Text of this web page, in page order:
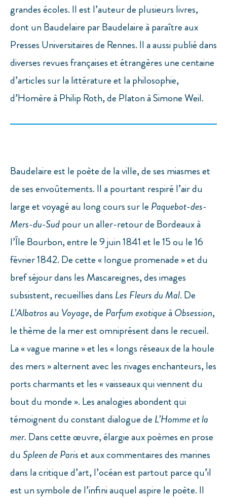
grandes écoles. Il est l’auteur de plusieurs livres,
dont un Baudelaire par Baudelaire à paraître aux
Presses Universitaires de Rennes. Il a aussi publié dans
diverses revues françaises et étrangères une centaine
d’articles sur la littérature et la philosophie,
d’Homère à Philip Roth, de Platon à Simone Weil.
Baudelaire est le poète de la ville, de ses miasmes et
de ses envoûtements. Il a pourtant respiré l’air du
large et voyagé au long cours sur le Paquebot-des-
Mers-du-Sudpour un aller-retour de Bordeaux à
l’Île Bourbon, entre le 9 juin 1841 et le 15 ou le 16
février 1842. De cette « longue promenade » et du
bref séjour dans les Mascareignes, des images
subsistent, recueillies dans Les Fleurs du Mal. De
L’Albatrosau Voyage, de Parfum exotiqueàObsession,
le thème de la mer est omniprésent dans le recueil.
La « vague marine » et les « longs réseaux de la houle
des mers » alternent avec les rivages enchanteurs, les
ports charmants et les « vaisseaux qui viennent du
bout du monde ». Les analogies abondent qui
témoignent du constant dialogue de L’Homme et la
mer. Dans cette œuvre, élargie aux poèmes en prose
duSpleen de Pariset aux commentaires des marines
dans la critique d’art, l’océan est partout parce qu’il
est un symbole de l’infini auquel aspire le poète. Il